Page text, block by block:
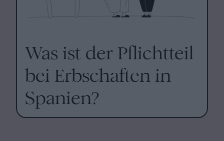
Was ist der Pflichtteil
bei Erbschaften in
Spanien?